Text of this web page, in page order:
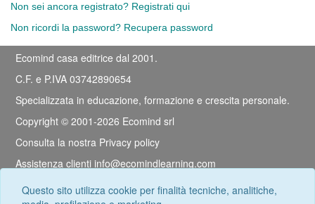
Questo sito utilizza cookie per finalità tecniche, analitiche,
Non sei ancora registrato? Registrati qui
Non ricordi la password? Recupera password
Ecomind casa editrice dal 2001.
C.F. e P.IVA 03742890654
Specializzata in educazione, formazione e crescita personale.
Copyright © 2001-2026 Ecomind srl
Consulta la nostra Privacy policy
Assistenza clienti info@ecomindlearning.com
Documentazione tecnica